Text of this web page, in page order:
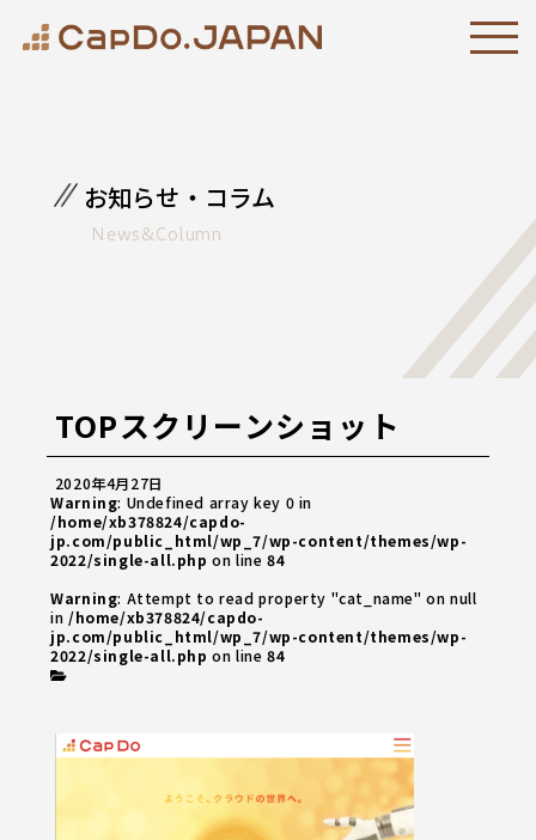
お知らせ・コラム
News&Column
TOPスクリーンショット
2020年4月27日
Warning: Undefined array key 0 in
/home/xb378824/capdo-
jp.com/public_html/wp_7/wp-content/themes/wp-
2022/single-all.php on line84
Warning: Attempt to read property "cat_name" on null
in/home/xb378824/capdo-
jp.com/public_html/wp_7/wp-content/themes/wp-
2022/single-all.php on line84